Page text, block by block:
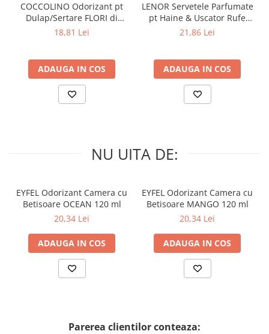
COCCOLINO Odorizant pt
Dulap/Sertare FLORI di
PRIMAVERA 3 buc
18,81 Lei
ADAUGA IN COS
LENOR Servetele Parfumate
pt Haine & Uscator Rufe
SPRING AWAKENING 34 buc
21,86 Lei
ADAUGA IN COS
NU UITA DE:
EYFEL Odorizant Camera cu
Betisoare OCEAN 120 ml
20,34 Lei
ADAUGA IN COS
EYFEL Odorizant Camera cu
Betisoare MANGO 120 ml
20,34 Lei
ADAUGA IN COS
Parerea clientilor conteaza: